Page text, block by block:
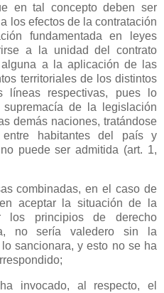
en tal concepto deben ser
los efectos de la contratación
fundamentada en leyes
a la unidad del contrato
a la aplicación de las
territoriales de los distintos
líneas respectivas, pues lo
de la legislación
demás naciones, tratándose
entre habitantes del país y
puede ser admitida (art. 1,
combinadas, en el caso de
aceptar la situación de la
los principios de derecho
no sería valedero sin la
sancionara, y esto no se ha
invocado, al respecto, el